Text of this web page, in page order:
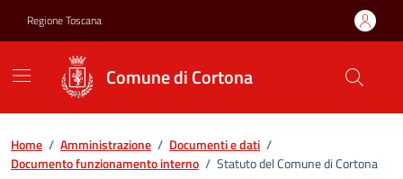
Regione Toscana
Comune di Cortona
Home / Amministrazione / Documenti e dati /
Documento funzionamento interno / Statuto del Comune di Cortona